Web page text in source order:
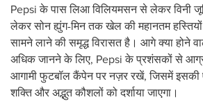
Pepsi के पास लिआ विलियमसन से लेकर विनी
लेकर सोन ह्युंग-मिन तक खेल की महानतम
सामने लाने की समृद्ध विरासत है। आगे क्या होने
अधिक जानने के लिए, Pepsi के प्रशंसकों से
आगामी फुटबॉल कैंपेन पर नज़र रखें, जिसमें इसकी
शक्ति और अद्भुत कौशलों को दर्शाया जाएगा।